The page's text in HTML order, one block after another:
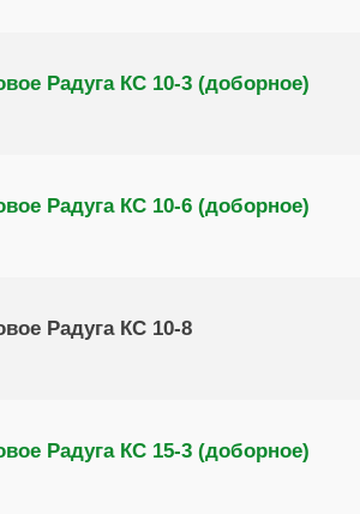
Радуга КС 10-3 (доборное)
Радуга КС 10-6 (доборное)
Радуга КС 10-8
Радуга КС 15-3 (доборное)